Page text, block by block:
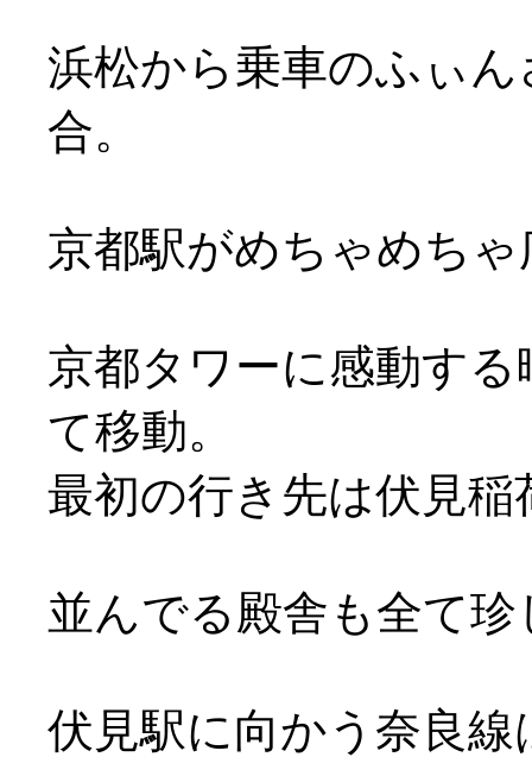
浜松から乗車のふぃ
合。
京都駅がめちゃめち
京都タワーに感動す
て移動。
最初の行き先は伏見稲
並んでる殿舎も全て
伏見駅に向かう奈良線